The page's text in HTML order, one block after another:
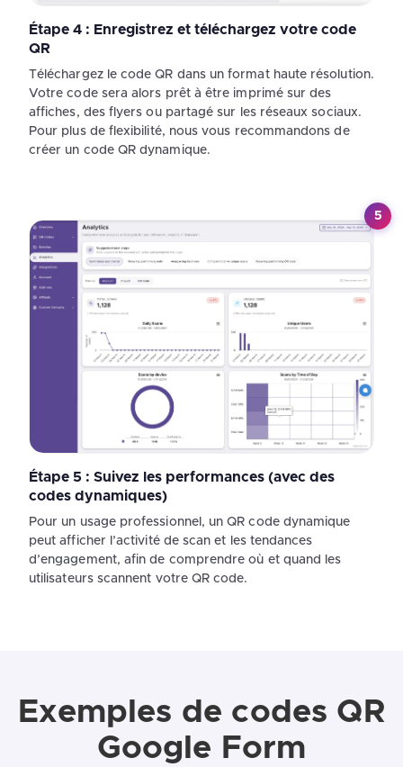
Étape 4 : Enregistrez et téléchargez votre code
QR
Téléchargez le code QR dans un format haute résolution.
Votre code sera alors prêt à être imprimé sur des
affiches, des flyers ou partagé sur les réseaux sociaux.
Pour plus de flexibilité, nous vous recommandons de
créer un code QR dynamique.
5
Étape 5 : Suivez les performances (avec des
codes dynamiques)
Pour un usage professionnel, un QR code dynamique
peut afficher l’activité de scan et les tendances
d’engagement, afin de comprendre où et quand les
utilisateurs scannent votre QR code.
Exemples de codes QR
Google Form